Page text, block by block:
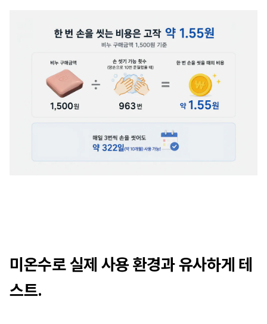
미온수로 실제 사용 환경과 유사하게 테
스트.